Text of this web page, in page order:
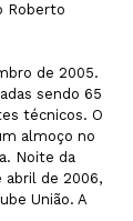
Roberto
de 2005.
sendo 65
técnicos. O
almoço no
Noite da
abril de 2006,
União. A